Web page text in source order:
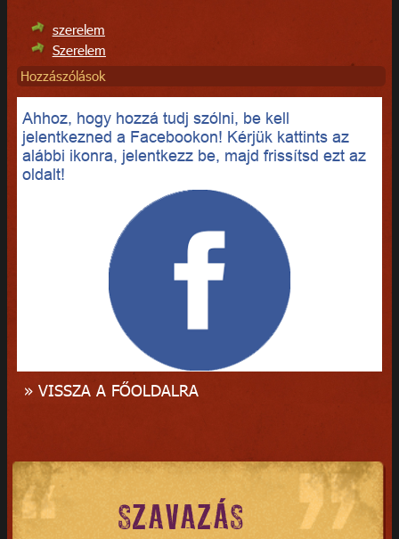
szerelem
Szerelem
Hozzászólások
Ahhoz, hogy hozzá tudj szólni, be kell
jelentkezned a Facebookon! Kérjük kattints az
alábbi ikonra, jelentkezz be, majd frissítsd ezt az
oldalt!
» VISSZA A FŐOLDALRA
SZAVAZÁS